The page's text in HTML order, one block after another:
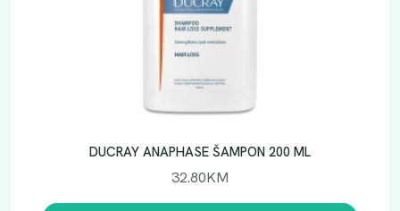
DUCRAY ANAPHASE ŠAMPON 200 ML
32.80KM